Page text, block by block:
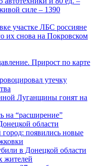
силе – 1390
участке ЛБС россияне
их снова на Покровском
Прирост по карте
утечку
Луганщины гонят на
на “расширение”
области
появились новые
в Донецкой области
жителей